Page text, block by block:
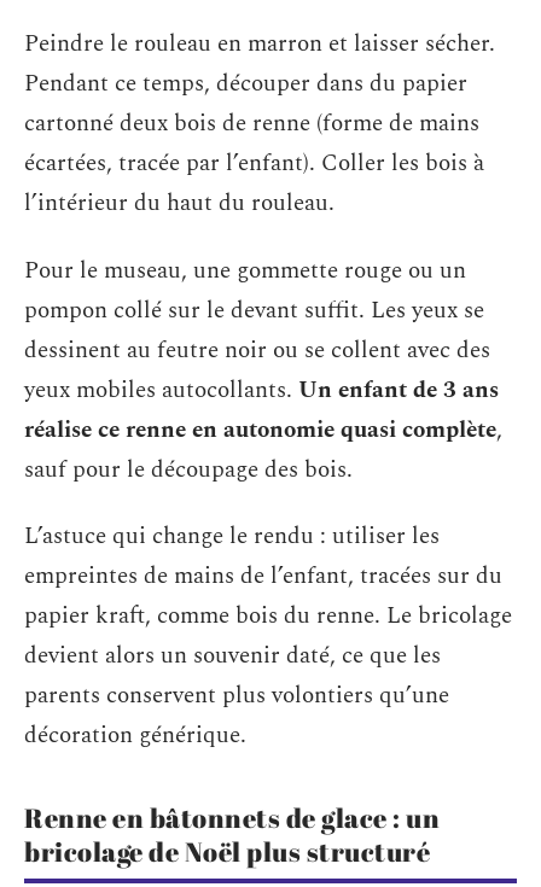
Peindre le rouleau en marron et laisser sécher.
Pendant ce temps, découper dans du papier
cartonné deux bois de renne (forme de mains
écartées, tracée par l’enfant). Coller les bois à
l’intérieur du haut du rouleau.
Pour le museau, une gommette rouge ou un
pompon collé sur le devant suffit. Les yeux se
dessinent au feutre noir ou se collent avec des
yeux mobiles autocollants. Un enfant de 3 ans
réalise ce renne en autonomie quasi complète,
sauf pour le découpage des bois.
L’astuce qui change le rendu : utiliser les
empreintes de mains de l’enfant, tracées sur du
papier kraft, comme bois du renne. Le bricolage
devient alors un souvenir daté, ce que les
parents conservent plus volontiers qu’une
décoration générique.
Renne en bâtonnets de glace : un
bricolage de Noël plus structuré